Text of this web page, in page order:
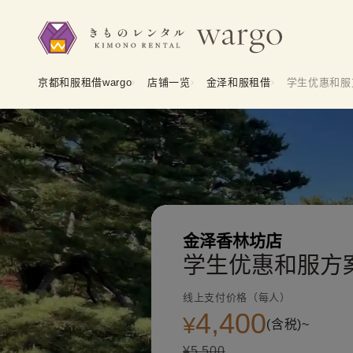
京都和服租借wargo 店铺一览 金泽和服租借 学生优惠和
学生优惠和服方
金泽香林坊店
线上支付价格（每人）
¥4,400(含税)~